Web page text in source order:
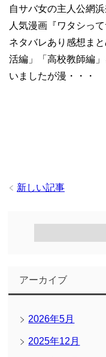
自サバ女の主人公網
人気漫画『ワタシっ
ネタバレあり感想ま
活編」「高校教師編
いましたが漫・・・
新しい記事
アーカイブ
2026年5月
2025年12月